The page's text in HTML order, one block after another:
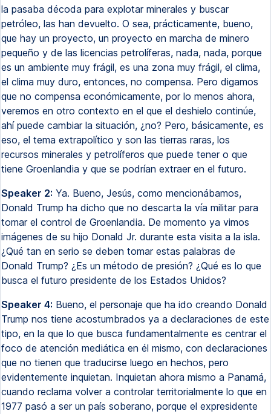
la pasaba décoda para explotar minerales y buscar
petróleo, las han devuelto. O sea, prácticamente, bueno,
que hay un proyecto, un proyecto en marcha de minero
pequeño y de las licencias petrolíferas, nada, nada, porque
es un ambiente muy frágil, es una zona muy frágil, el clima,
el clima muy duro, entonces, no compensa. Pero digamos
que no compensa económicamente, por lo menos ahora,
veremos en otro contexto en el que el deshielo continúe,
ahí puede cambiar la situación, ¿no? Pero, básicamente, es
eso, el tema extrapolítico y son las tierras raras, los
recursos minerales y petrolíferos que puede tener o que
tiene Groenlandia y que se podrían extraer en el futuro.
Speaker 2: Ya. Bueno, Jesús, como mencionábamos,
Donald Trump ha dicho que no descarta la vía militar para
tomar el control de Groenlandia. De momento ya vimos
imágenes de su hijo Donald Jr. durante esta visita a la isla.
¿Qué tan en serio se deben tomar estas palabras de
Donald Trump? ¿Es un método de presión? ¿Qué es lo que
busca el futuro presidente de los Estados Unidos?
Speaker 4: Bueno, el personaje que ha ido creando Donald
Trump nos tiene acostumbrados ya a declaraciones de este
tipo, en la que lo que busca fundamentalmente es centrar el
foco de atención mediática en él mismo, con declaraciones
que no tienen que traducirse luego en hechos, pero
evidentemente inquietan. Inquietan ahora mismo a Panamá,
cuando reclama volver a controlar territorialmente lo que en
1977 pasó a ser un país soberano, porque el expresidente